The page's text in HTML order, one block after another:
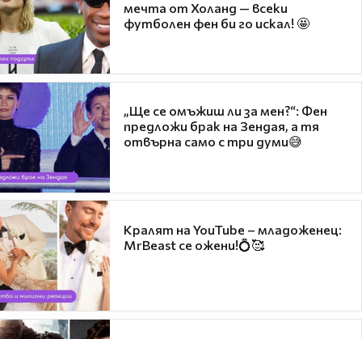
мечта от Холанд — всеки
футболен фен би го искал! 🤩
„Ще се омъжиш ли за мен?“: Фен
предложи брак на Зендая, а тя
отвърна само с три думи😅
Кралят на YouTube – младоженец:
MrBeast се ожени!💍🥰